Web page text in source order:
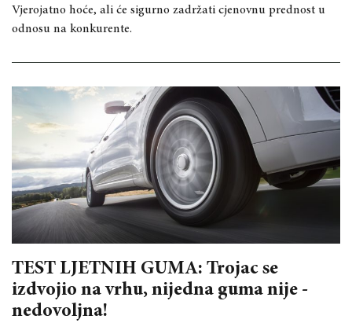
Vjerojatno hoće, ali će sigurno zadržati cjenovnu prednost u
odnosu na konkurente. ​
TEST LJETNIH GUMA: Trojac se
izdvojio na vrhu, nijedna guma nije -
nedovoljna!